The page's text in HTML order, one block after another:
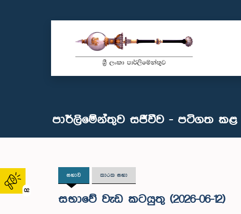
02
පාර්ලිමේන්තුව සජීවීව - පටිගත කළ
සභාව කාරක සභා
සභාවේ වැඩ කටයුතු (2026-06-12)